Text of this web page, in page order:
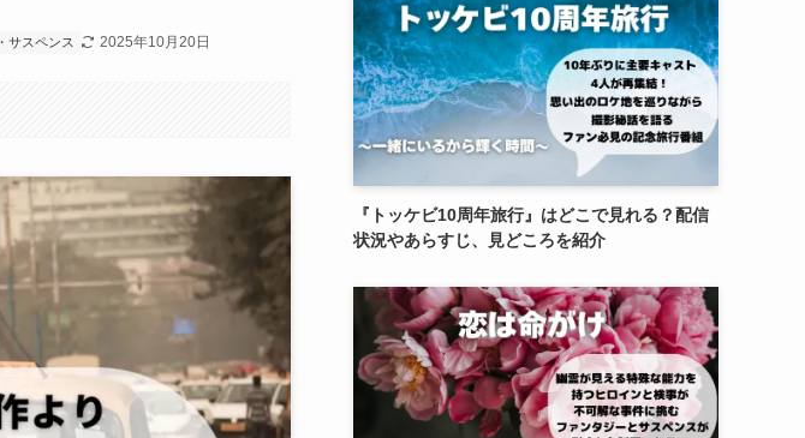
サスペンス 2025年10月20日
『トッケビ10周年旅行』はどこで見れる？配信
状況やあらすじ、見どころを紹介